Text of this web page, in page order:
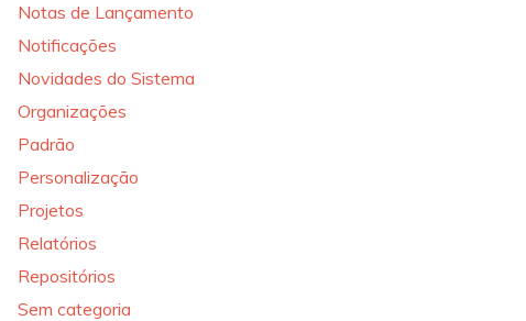
Notas de Lançamento
Notificações
Novidades do Sistema
Organizações
Padrão
Personalização
Projetos
Relatórios
Repositórios
Sem categoria